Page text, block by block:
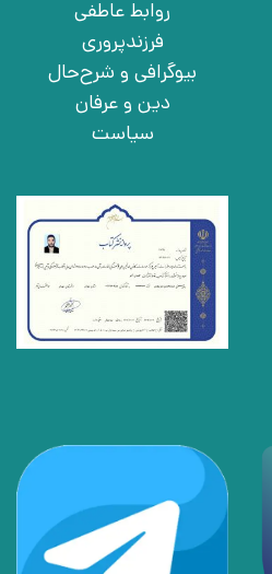
روابط عاطفی
فرزندپروری
بیوگرافی و شرح‌حال
دین و عرفان
سیاست